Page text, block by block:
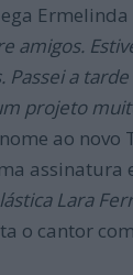
Ermelinda
amigos.
Passei a
projeto
ao novo
assinatura
Lara
o cantor